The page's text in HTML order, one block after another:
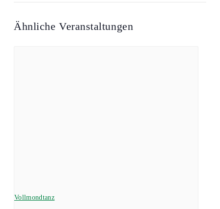
Ähnliche Veranstaltungen
Vollmondtanz